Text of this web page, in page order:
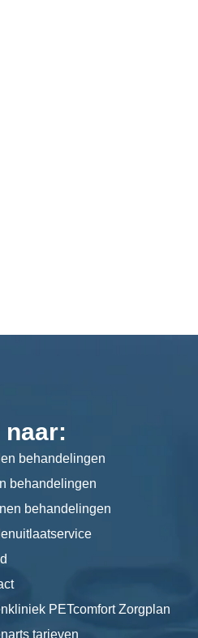
naar:
behandelingen
behandelingen
behandelingen
PETcomfort Zorgplan
tarieven